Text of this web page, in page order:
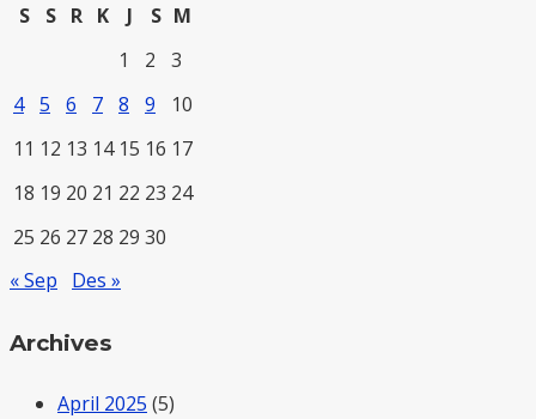
S
S R K J S M
1
2
3
4 5 6 7 8 9
10
11 12 13 14 15 16 17
18 19 20 21 22 23 24
25 26 27 28 29 30
« Sep
Des »
Archives
April 2025 (5)